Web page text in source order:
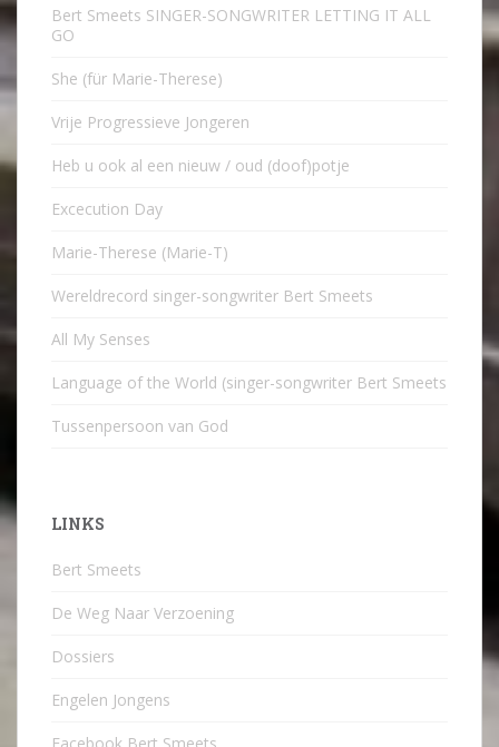
Bert Smeets SINGER-SONGWRITER LETTING IT ALL
GO
She (für Marie-Therese)
Vrije Progressieve Jongeren
Heb u ook al een nieuw / oud (doof)potje
Excecution Day
Marie-Therese (Marie-T)
Wereldrecord singer-songwriter Bert Smeets
All My Senses
Language of the World (singer-songwriter Bert Smeets
Tussenpersoon van God
LINKS
Bert Smeets
De Weg Naar Verzoening
Dossiers
Engelen Jongens